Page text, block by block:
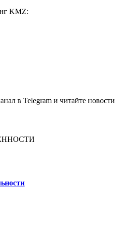
KMZ:
в Telegram и читайте новости